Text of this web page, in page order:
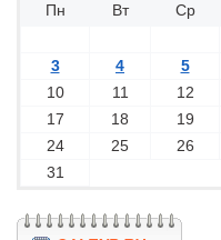
Пн Вт Ср
3
4 5
10
11 12
17
18 19
24
25 26
31